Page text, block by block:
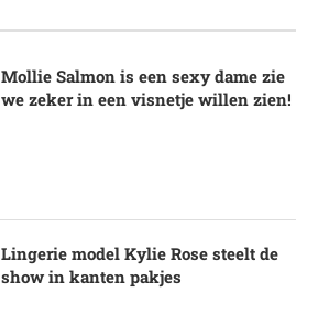
Mollie Salmon is een sexy dame zie
we zeker in een visnetje willen zien!
Lingerie model Kylie Rose steelt de
show in kanten pakjes